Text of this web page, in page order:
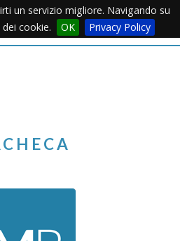
un servizio migliore. Navigando su
cookie.
OK Privacy PolicyMenu